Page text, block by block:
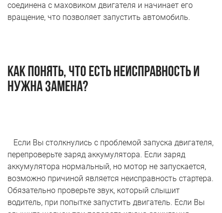
соединена с маховиком двигателя и начинает его
вращение, что позволяет запустить автомобиль.
Как понять, что есть неисправность и
нужна замена?
Если Вы столкнулись с проблемой запуска двигателя,
перепроверьте заряд аккумулятора. Если заряд
аккумулятора нормальный, но мотор не запускается,
возможно причиной является неисправность стартера.
Обязательно проверьте звук, который слышит
водитель, при попытке запустить двигатель. Если Вы